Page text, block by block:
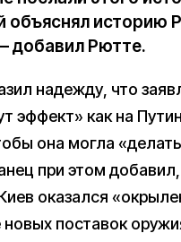
объяснял историю
добавил Рютте.
надежду, что
эффект» как на
она могла
при этом
оказался
новых поставок